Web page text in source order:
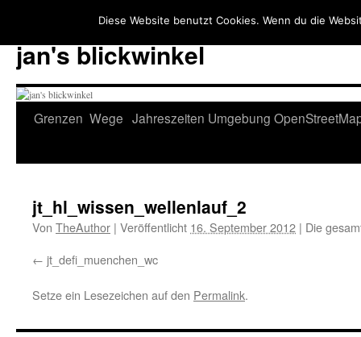
jan's blickwinkel
Zum
Grenzen Wege Jahreszeiten Umgebung
jt_hl_wissen_wellenlauf_2
Von TheAuthor | Veröffentlicht 16. September 2012 | Die
jt_defi_muenchen_wc
Setze ein Lesezeichen auf den Permalink.
Diese Website benutzt Cookies. Wenn du die